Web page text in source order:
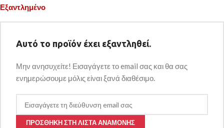
Εξαντλημένο
Αυτό το προϊόν έχει εξαντληθεί.
Μην ανησυχείτε! Εισαγάγετε το email σας και θα σας
ενημερώσουμε μόλις είναι ξανά διαθέσιμο.
ΠΡΟΣΘΉΚΗ ΣΤΗ ΛΊΣΤΑ ΑΝΑΜΟΝΉΣ